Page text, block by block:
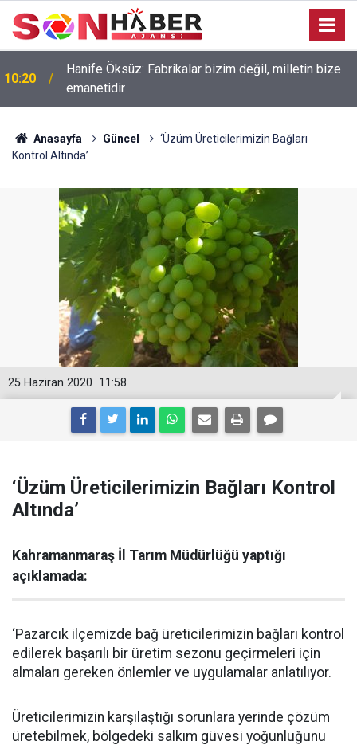
10:20
Hanife Öksüz: Fabrikalar bizim değil, milletin bize
emanetidir
Anasayfa Güncel
‘Üzüm Üreticilerimizin Bağları
Kontrol Altında’
11:58
25 Haziran 2020
‘Üzüm Üreticilerimizin Bağları Kontrol
Altında’
Kahramanmaraş İl Tarım Müdürlüğü yaptığı
açıklamada:
‘Pazarcık ilçemizde bağ üreticilerimizin bağları kontrol
edilerek başarılı bir üretim sezonu geçirmeleri için
almaları gereken önlemler ve uygulamalar anlatılıyor.
Üreticilerimizin karşılaştığı sorunlara yerinde çözüm
üretebilmek, bölgedeki salkım güvesi yoğunluğunu